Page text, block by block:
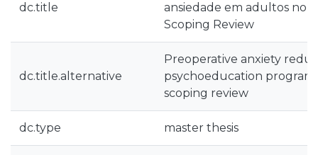
dc.title
ansiedade em adultos no
Scoping Review
dc.title.alternative
Preoperative anxiety
psychoeducation program
scoping review
dc.type master thesis